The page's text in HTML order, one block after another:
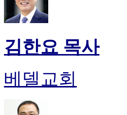
김한요 목사
베델교회